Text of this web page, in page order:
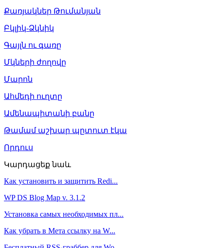
Քառյակներ Թումանյան
Բկլիկ-Ձկնիկ
Գայլն ու գառը
Մկների ժողովը
Մարոն
Ահմեդի ուղտը
Ամենապիտանի բանը
Թամամ աշխար պըտուտ էկա
Որդուս
Կարդացեք նաև
Как установить и защитить Redi...
WP DS Blog Map v. 3.1.2
Установка самых необходимых пл...
Как убрать в Мета ссылку на W...